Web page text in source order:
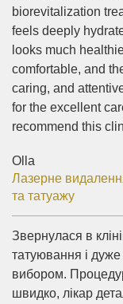
biorevitalization
feels deeply
looks much
comfortable, and
caring, and
for the excellent
recommend this
Olla
Лазерне
та татуажу
Звернулася в
татуювання і
вибором.
швидко, лікар